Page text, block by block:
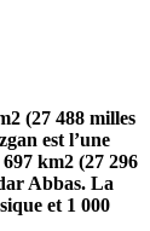
(27 488 milles
est l’une
km2 (27 296
Abbas. La
et 1 000